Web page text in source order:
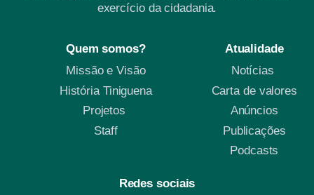
exercício da cidadania.
Quem somos?
Missão e Visão
História Tiniguena
Projetos
Staff
Atualidade
Notícias
Carta de valores
Anúncios
Publicações
Podcasts
Redes sociais